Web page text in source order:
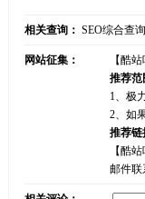
相关查询： SEO综合查询
网站征集：
【酷
推荐范
1、极
2、如
推荐链
【酷
邮件联